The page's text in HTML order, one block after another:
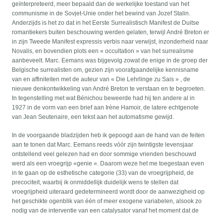
geïnterpreteerd, meer bepaald dan de werkelijke toestand van het
communisme in de Sovjet-Unie onder het bewind van Jozef Stalin.
Anderzijds is het zo dat in het Eerste Surrealistisch Manifest de Duitse
romantiekers buiten beschouwing werden gelaten, terwijl André Breton er
in zijn Tweede Manifest expressis verbis naar verwijst, inzonderheid naar
Novalis, en bovendien plots een « occultation » van het surrealisme
aanbeveelt. Marc. Eemans was bijgevolg zowat de enige in de groep der
Belgische surrealisten om, gezien zijn voorafgaandelijke kennisname
van en affiniteiten met de auteur van « Die Lehrlinge zu Sais » , de
nieuwe denkontwikkeling van André Breton te verstaan en te begroeten.
In tegenstelling met wat Bénichou beweerde had hij ten andere al in
1927 in de vorm van een brief aan Irène Hamoir, de latere echtgenote
van Jean Seutenaire, een tekst aan het automatisme gewijd.
In de voorgaande bladzijden heb ik gepoogd aan de hand van de feiten
aan te tonen dat Marc. Eemans reeds vóór zijn twintigste levensjaar
ontstellend veel gelezen had en door sommige vrienden beschouwd
werd als een vroegrijp «genie ». Daarom weze het me toegestaan even
in te gaan op de esthetische categorie (33) van de vroegrijpheid, de
precociteit, waarbij ik onmiddellijk duidelijk wens te stellen dat
vroegrijpheid uiteraard gedetermineerd wordt door de aanwezigheid op
het geschikte ogenblik van één of meer exogene variabelen, alsook zo
nodig van de interventie van een catalysator vanaf het moment dat de